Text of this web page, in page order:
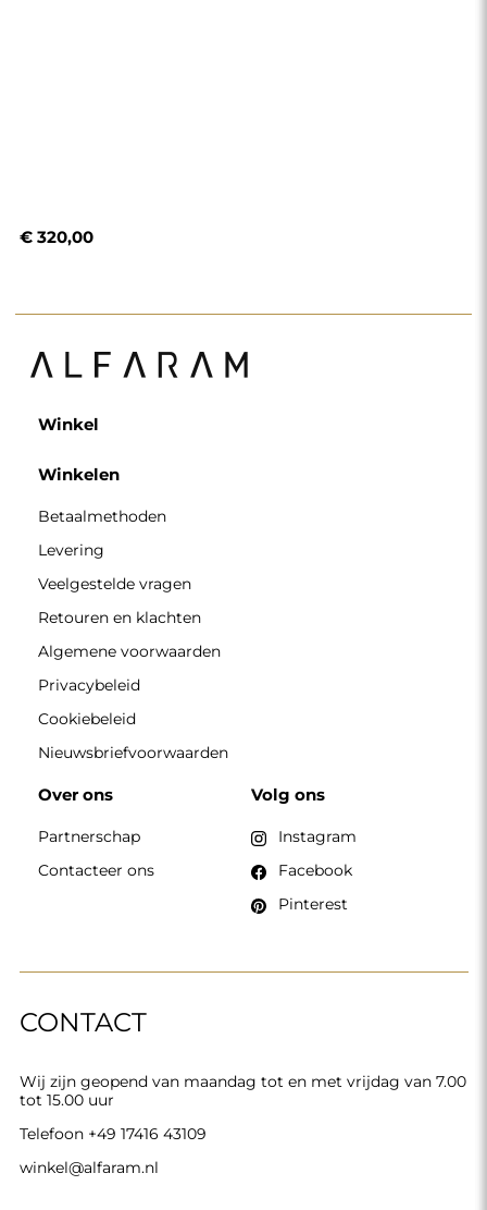
€ 320,00
CONTACT
Wij zijn geopend van maandag tot en met vrijdag van 7.00
tot 15.00 uur
Telefoon +49 17416 43109
winkel@alfaram.nl
Winkel
Winkelen
Betaalmethoden
Levering
Veelgestelde vragen
Retouren en klachten
Algemene voorwaarden
Privacybeleid
Cookiebeleid
Nieuwsbriefvoorwaarden
Over ons
Partnerschap
Contacteer ons
Volg ons
Instagram
Facebook
Pinterest